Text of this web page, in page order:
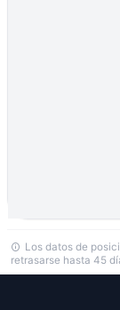
Los datos de
retrasarse hasta 45